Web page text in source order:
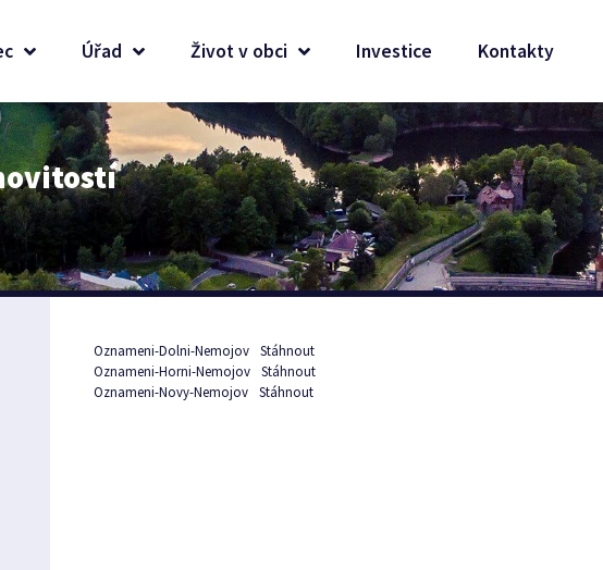
Úřad Život v obci Investice Kontakty
Oznameni-Dolni-Nemojov
Stáhnout
Oznameni-Horni-Nemojov
Stáhnout
Oznameni-Novy-Nemojov
Stáhnout